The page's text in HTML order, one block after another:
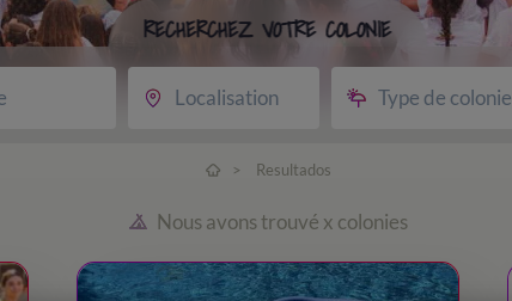
RECHERCHEZ VOTRE COLONIE
Localisation Type de colonie
> Resultados
Nous avons trouvé x colonies